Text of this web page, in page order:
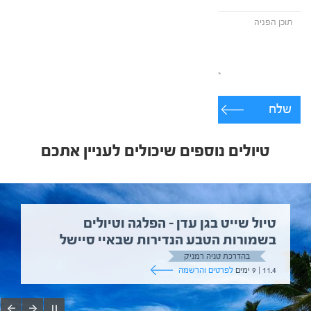
שלח
טיולים נוספים שיכולים לעניין אתכם
טיול שייט בגן עדן – הפלגה וטיולים
בשמורות הטבע הנדירות שבאיי סיישל
בהדרכת טניה רמניק
11.4 | 9 ימים
לפרטים והרשמה